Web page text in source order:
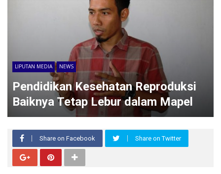
LIPUTAN MEDIA NEWS
Pendidikan Kesehatan Reproduksi
Baiknya Tetap Lebur dalam Mapel
Share on Facebook Share on Twitter